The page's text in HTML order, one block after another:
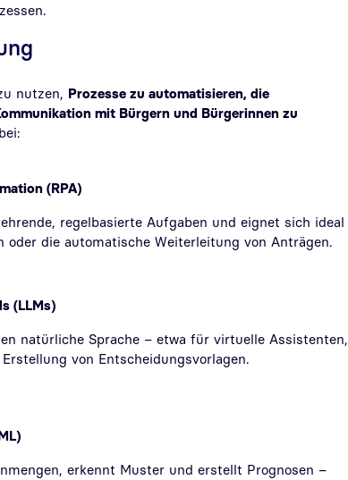
nutzen, Prozesse zu automatisieren, die
mit Bürgern und Bürgerinnen zu
(RPA)
regelbasierte Aufgaben und eignet sich ideal
die automatische Weiterleitung von Anträgen.
(LLMs)
natürliche Sprache – etwa für virtuelle Assistenten,
von Entscheidungsvorlagen.
erkennt Muster und erstellt Prognosen –